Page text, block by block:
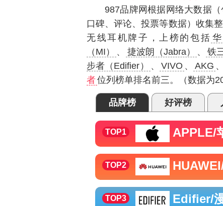
987品牌网根据网络大数据
口碑、评论、投票等数据）收集
无线耳机牌子，上榜的包括
（MI）
、 捷波朗（Jabra） 、 铁
步者（Edifier）
、 VIVO 、 AKG 、
者位列榜单排名前三。（数据为
品牌榜 好评榜
TOP1 APPLE/
TOP2
TOP3 Edifier/